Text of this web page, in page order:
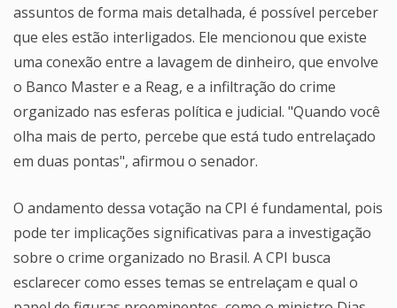
assuntos de forma mais detalhada, é possível perceber
que eles estão interligados. Ele mencionou que existe
uma conexão entre a lavagem de dinheiro, que envolve
o Banco Master e a Reag, e a infiltração do crime
organizado nas esferas política e judicial. "Quando você
olha mais de perto, percebe que está tudo entrelaçado
em duas pontas", afirmou o senador.
O andamento dessa votação na CPI é fundamental, pois
pode ter implicações significativas para a investigação
sobre o crime organizado no Brasil. A CPI busca
esclarecer como esses temas se entrelaçam e qual o